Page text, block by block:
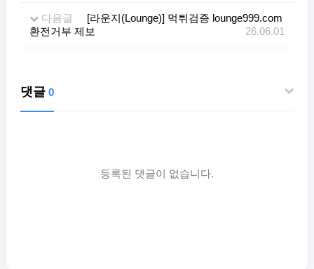
다음글
[라운지(Lounge)] 먹튀검증 lounge999.com
환전거부 제보
26.06.01
댓글 0
등록된 댓글이 없습니다.